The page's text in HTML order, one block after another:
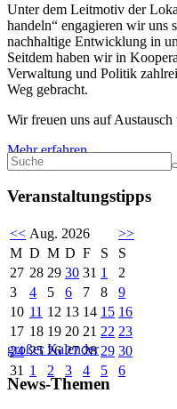
Unter dem Leitmotiv der
handeln“ engagieren wir uns
nachhaltige Entwicklung in
Seitdem haben wir in
Verwaltung und Politik
Weg gebracht.
Wir freuen uns auf
Mehr erfahren
Veranstaltungstipps
<< Aug. 2026
>>
M D M D F S
S
27 28 29 30 31 1
2
3
4 5 6 7 8
9
10 11 12 13 14 15 16
17 18 19 20 21 22 23
24 25 26 27 28 29 30
31 1 2 3 4 5 6
großer Kalender
News-Themen